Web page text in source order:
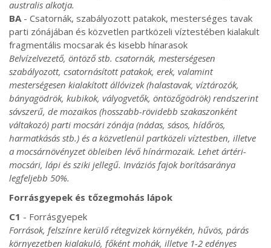
australis alkotja.
BA- Csatornák, szabályozott patakok, mesterséges tavak
parti zónájában és közvetlen partközeli víztestében kialakult
fragmentális mocsarak és kisebb hínarasok
Belvízelvezető, öntöző stb. csatornák, mesterségesen
szabályozott, csatornásított patakok, erek, valamint
mesterségesen kialakított állóvizek (halastavak, víztározók,
bányagödrök, kubikok, vályogvetők, öntözőgödrök) rendszerint
sávszerű, de mozaikos (hosszabb-rövidebb szakaszonként
váltakozó) parti mocsári zónája (nádas, sásos, hídőrös,
harmatkásás stb.) és a közvetlenül partközeli víztestben, illetve
a mocsárnövényzet öbleiben lévő hínármozaik. Lehet ártéri-
mocsári, lápi és sziki jellegű. Inváziós fajok borításaránya
legfeljebb 50%.
Forrásgyepek és tőzegmohás lápok
C1 - Forrásgyepek
Források, felszínre kerülő rétegvizek környékén, hűvös, párás
környezetben kialakuló, főként mohák, illetve 1-2 edényes